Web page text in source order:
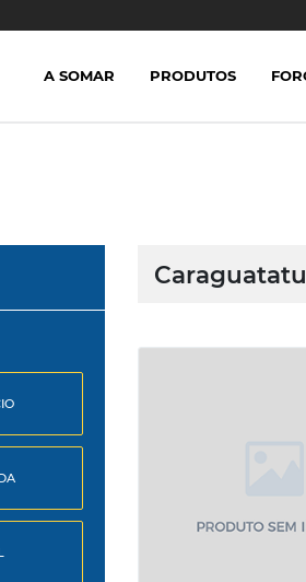
A SOMAR PRODUTOS